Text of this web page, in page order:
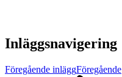
Inläggsnavigering
Föregående inläggFöregående